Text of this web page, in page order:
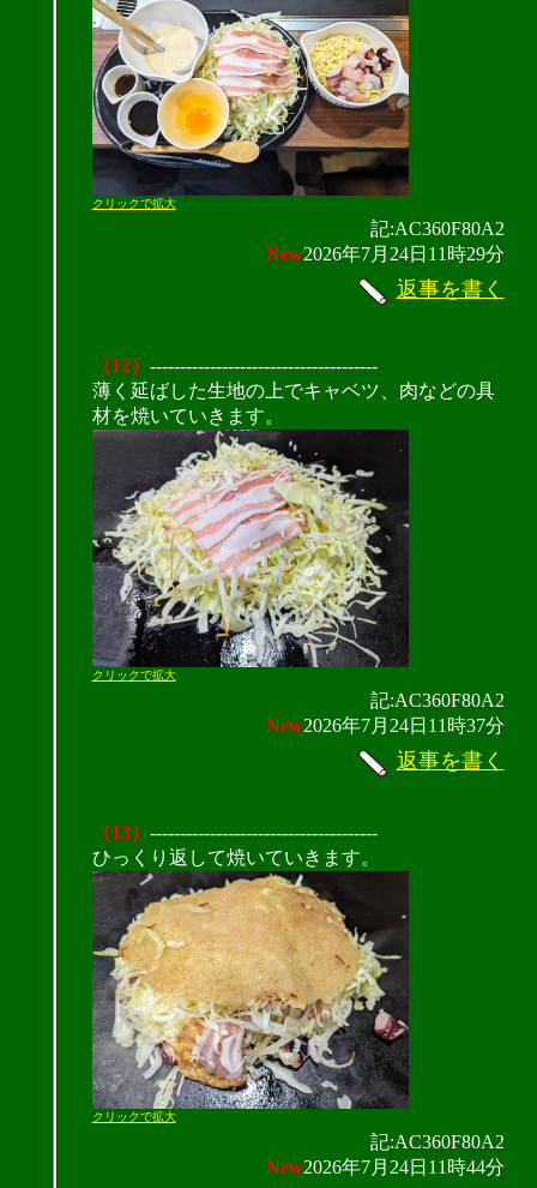
クリックで拡大
記:AC360F80A2
New2026年7月24日11時29分
返事を書く
（12） --------------------------------------
薄く延ばした生地の上でキャベツ、肉などの具
材を焼いていきます。
クリックで拡大
記:AC360F80A2
New2026年7月24日11時37分
返事を書く
（13） --------------------------------------
ひっくり返して焼いていきます。
クリックで拡大
記:AC360F80A2
New2026年7月24日11時44分